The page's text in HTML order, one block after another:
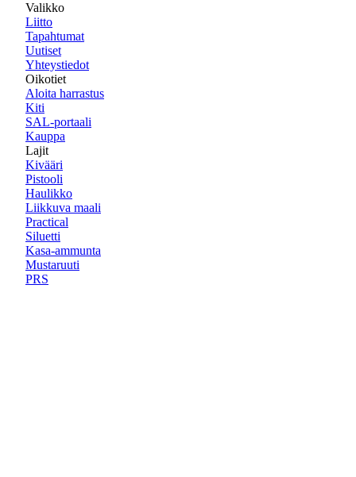
Valikko
Liitto
Tapahtumat
Uutiset
Yhteystiedot
Oikotiet
Aloita harrastus
Kiti
SAL-portaali
Kauppa
Lajit
Kivääri
Pistooli
Haulikko
Liikkuva maali
Practical
Siluetti
Kasa-ammunta
Mustaruuti
PRS